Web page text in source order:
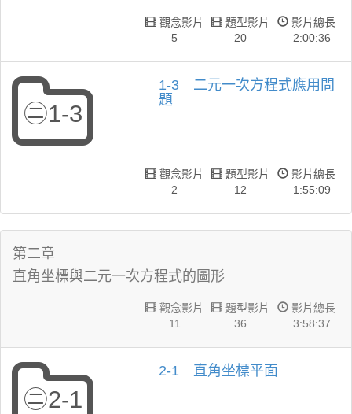
影片總長
2:00:36
題型影片
20
觀念影片
5
㊁1-3
1-3 二元一次方程式應用問
題
影片總長
1:55:09
題型影片
12
觀念影片
2
第二章
直角坐標與二元一次方程式的圖形
影片總長
3:58:37
題型影片
36
觀念影片
11
㊁2-1
2-1 直角坐標平面